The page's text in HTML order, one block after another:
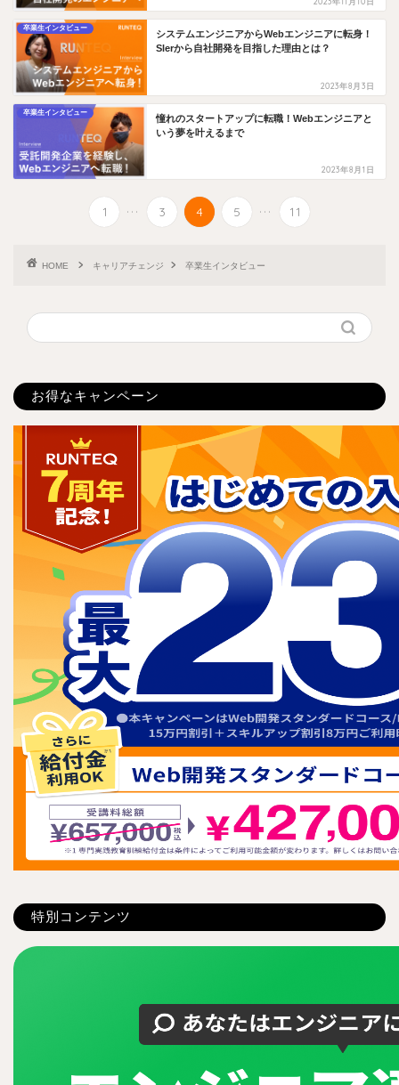
卒業生インタビュー
システムエンジニアからWebエンジニアに転身！
Slerから自社開発を目指した理由とは？
2023年8月3日
卒業生インタビュー
憧れのスタートアップに転職！Webエンジニアと
いう夢を叶えるまで
2023年8月1日
1 ... 3 4 5 ... 11
HOME キャリアチェンジ 卒業生インタビュー
お得なキャンペーン
特別コンテンツ